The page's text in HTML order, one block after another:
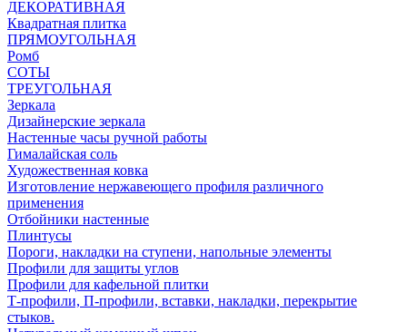
ДЕКОРАТИВНАЯ
Квадратная плитка
ПРЯМОУГОЛЬНАЯ
Ромб
СОТЫ
ТРЕУГОЛЬНАЯ
Зеркала
Дизайнерские зеркала
Настенные часы ручной работы
Гималайская соль
Художественная ковка
Изготовление нержавеющего профиля различного
применения
Отбойники настенные
Плинтусы
Пороги, накладки на ступени, напольные элементы
Профили для защиты углов
Профили для кафельной плитки
Т-профили, П-профили, вставки, накладки, перекрытие
стыков.